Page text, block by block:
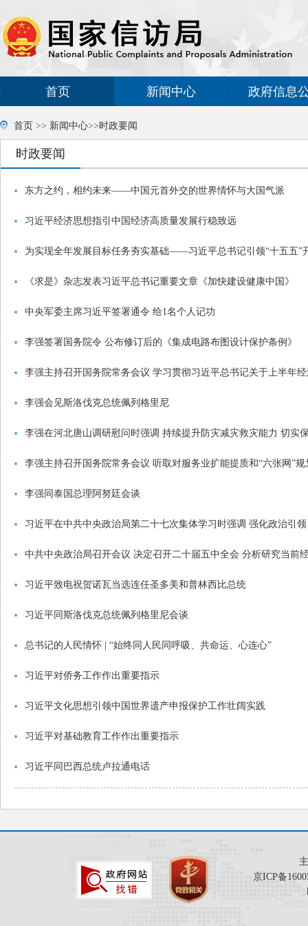
首页 新闻中心 政府信息
首页 >> 新闻中心>>时政要闻
时政要闻
东方之约，相约未来——中国元首外交的世界情怀与大国气派
习近平经济思想指引中国经济高质量发展行稳致远
为实现全年发展目标任务夯实基础——习近平总书记引领“十五五”
《求是》杂志发表习近平总书记重要文章《加快建设健康中国》
中央军委主席习近平签署通令 给1名个人记功
李强签署国务院令 公布修订后的《集成电路布图设计保护条例》
李强主持召开国务院常务会议 学习贯彻习近平总书记关于上半年
李强会见斯洛伐克总统佩列格里尼
李强在河北唐山调研慰问时强调 持续提升防灾减灾救灾能力 切实
李强主持召开国务院常务会议 听取对服务业扩能提质和“六张网”
李强同泰国总理阿努廷会谈
习近平在中共中央政治局第二十七次集体学习时强调 强化政治引
中共中央政治局召开会议 决定召开二十届五中全会 分析研究当前
习近平致电祝贺诺瓦当选连任圣多美和普林西比总统
习近平同斯洛伐克总统佩列格里尼会谈
总书记的人民情怀 | “始终同人民同呼吸、共命运、心连心”
习近平对侨务工作作出重要指示
习近平文化思想引领中国世界遗产申报保护工作壮阔实践
习近平对基础教育工作作出重要指示
习近平同巴西总统卢拉通电话
京ICP备